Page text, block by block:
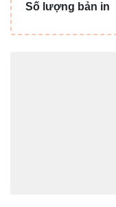
Số lượng bản in